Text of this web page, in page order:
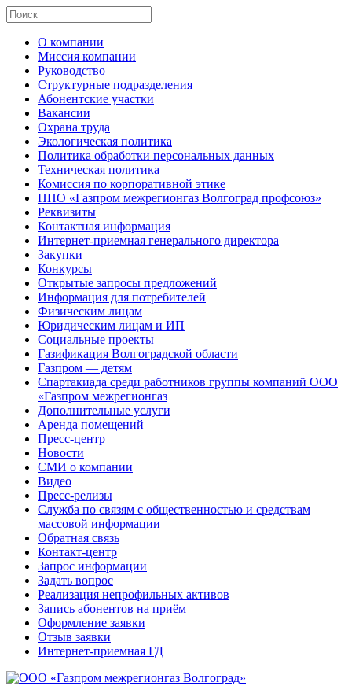
О компании
Миссия компании
Руководство
Структурные подразделения
Абонентские участки
Вакансии
Охрана труда
Экологическая политика
Политика обработки персональных данных
Техническая политика
Комиссия по корпоративной этике
ППО «Газпром межрегионгаз Волгоград профсоюз»
Реквизиты
Контактная информация
Интернет-приемная генерального директора
Закупки
Конкурсы
Открытые запросы предложений
Информация для потребителей
Физическим лицам
Юридическим лицам и ИП
Социальные проекты
Газификация Волгоградской области
Газпром — детям
Спартакиада среди работников группы компаний ООО
«Газпром межрегионгаз
Дополнительные услуги
Аренда помещений
Пресс-центр
Новости
СМИ о компании
Видео
Пресс-релизы
Служба по связям с общественностью и средствам
массовой информации
Обратная связь
Контакт-центр
Запрос информации
Задать вопрос
Реализация непрофильных активов
Запись абонентов на приём
Оформление заявки
Отзыв заявки
Интернет-приемная ГД